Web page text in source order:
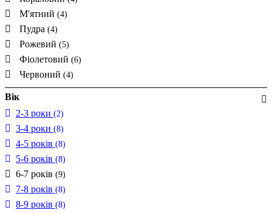
М'ятний (4)
Пудра (4)
Рожевий (5)
Фіолетовий (6)
Червоний (4)
Вік
2-3 роки (2)
3-4 роки (8)
4-5 років (8)
5-6 років (8)
6-7 років (9)
7-8 років (8)
8-9 років (8)